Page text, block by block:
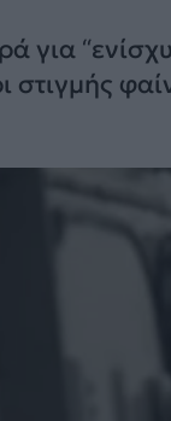
για
στιγμής